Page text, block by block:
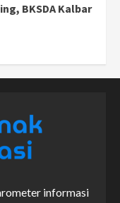
BKSDA Kalbar
informasi